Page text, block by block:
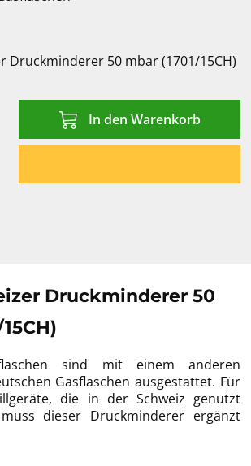
Druckminderer 50 mbar (1701/15CH)
Gib den gewünschten
In den Warenkorb
Druckminderer 50
sind mit einem anderen
Gasflaschen ausgestattet. Für
die in der Schweiz genutzt
dieser Druckminderer ergänzt